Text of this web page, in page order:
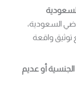
السعودية،
واقعة
أو عديم